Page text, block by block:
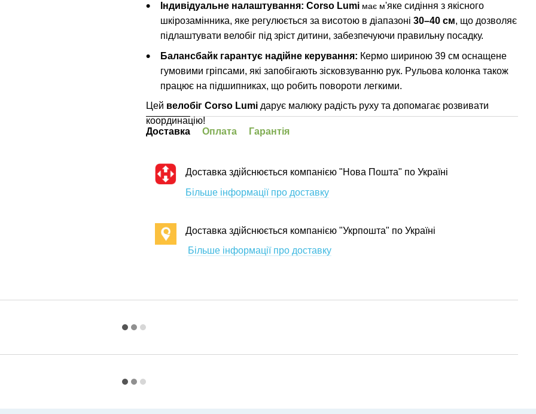
Індивідуальне налаштування: Corso Lumi має м'яке сидіння з якісного
шкірозамінника, яке регулюється за висотою в діапазоні 30–40 см, що дозволяє
підлаштувати велобіг під зріст дитини, забезпечуючи правильну посадку.
Балансбайк гарантує надійне керування: Кермо шириною 39 см оснащене
гумовими гріпсами, які запобігають зісковзуванню рук. Рульова колонка також
працює на підшипниках, що робить повороти легкими.
Цей велобіг Corso Lumi дарує малюку радість руху та допомагає розвивати
координацію!
Доставка
Оплата Гарантія
Доставка здійснюється компанією "Нова Пошта" по Україні
Більше інформації про доставку
Доставка здійснюється компанією "Укрпошта" по Україні
Більше інформації про доставку